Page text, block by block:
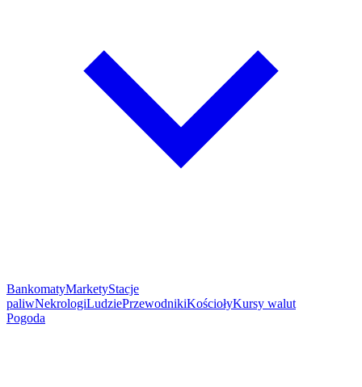
BankomatyMarketyStacje
paliwNekrologiLudziePrzewodnikiKościołyKursy walut
Pogoda